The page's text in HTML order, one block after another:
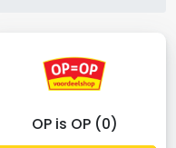
OP is OP (0)